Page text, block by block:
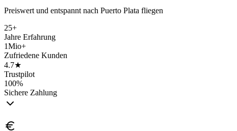
Preiswert und entspannt nach Puerto Plata fliegen
25+
Jahre Erfahrung
1Mio+
Zufriedene Kunden
4.7★
Trustpilot
100%
Sichere Zahlung